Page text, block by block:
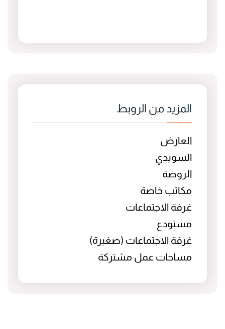
المزيد من الروبط
العارض
السويدي
الروضة
مكاتب خاصة
غرفة الاجتماعات
مستودع
غرفة الاجتماعات (صغيرة)
مساحات عمل مشتركة